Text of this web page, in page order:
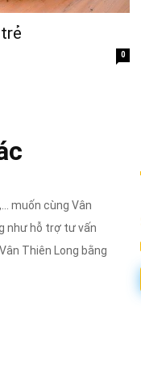
0
muốn cùng Vân
như hỗ trợ tư vấn
Thiên Long bằng